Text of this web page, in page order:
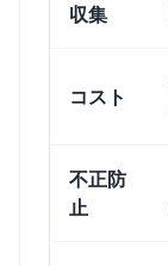
収集
コスト
不正防
止